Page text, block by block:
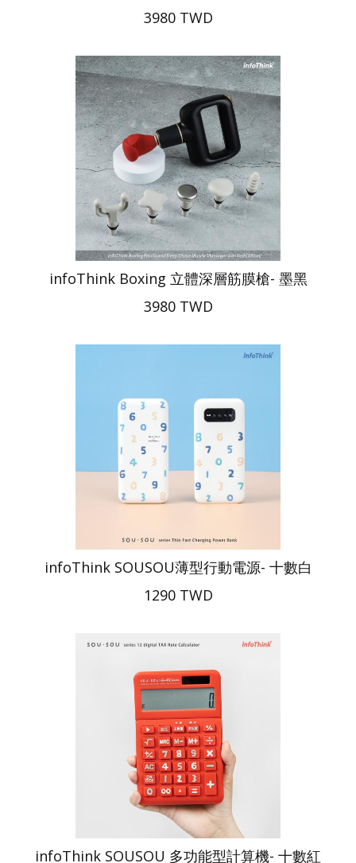
3980 TWD
infoThink Boxing 立體深層筋膜槍- 墨黑
3980 TWD
infoThink SOUSOU薄型行動電源- 十數白
1290 TWD
infoThink SOUSOU 多功能型計算機- 十數紅